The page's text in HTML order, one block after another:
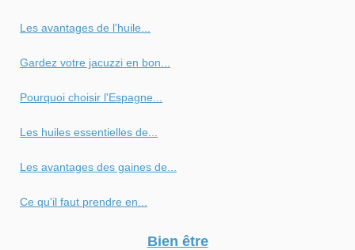
Les avantages de l'huile...
Gardez votre jacuzzi en bon...
Pourquoi choisir l'Espagne...
Les huiles essentielles de...
Les avantages des gaines de...
Ce qu'il faut prendre en...
Bien être